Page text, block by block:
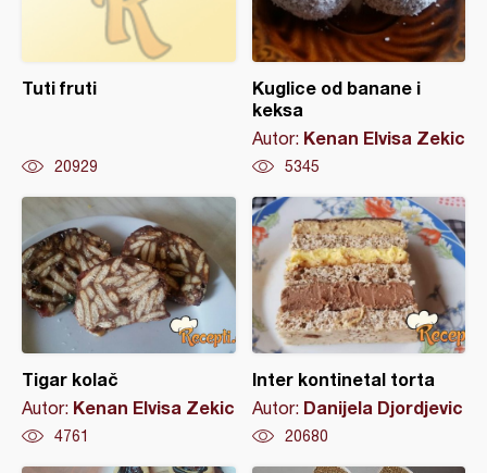
Tuti fruti
20929
Kuglice od banane i
keksa
Autor: Kenan Elvisa Zekic
5345
Tigar kolač
Autor: Kenan Elvisa Zekic
4761
Inter kontinetal torta
Autor: Danijela Djordjevic
20680